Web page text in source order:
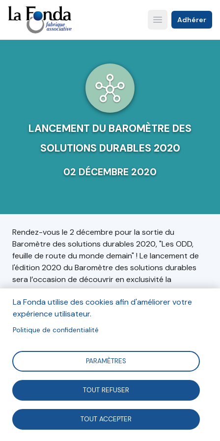
Aller
au
contenu
principal
Open main menu
Adhérer
LANCEMENT DU BAROMÈTRE DES
SOLUTIONS DURABLES 2020
02 DÉCEMBRE 2020
Rendez-vous le 2 décembre pour la sortie du
Baromètre des solutions durables 2020, "Les ODD,
feuille de route du monde demain" ! Le lancement de
l'édition 2020 du Baromètre des solutions durables
sera l’occasion de découvrir en exclusivité la
publication. Liens entre la pandémie de coronavirus et
le développement durable, engagement des jeunes
pour le climat, progrès dans l'atteinte des ODD dans
le monde : l'évènement vous permettra de découvrir
réalisés pour Focus 2030 et pour ACTED et de
données de UNSDSN.
Mercredi 2 décembre 2020 10:30 – 12:00 Événement
en ligne
La Fonda utilise des cookies afin d'améliorer votre
expérience utilisateur.
Politique de confidentialité
PARAMÈTRES
TOUT REFUSER
TOUT ACCEPTER